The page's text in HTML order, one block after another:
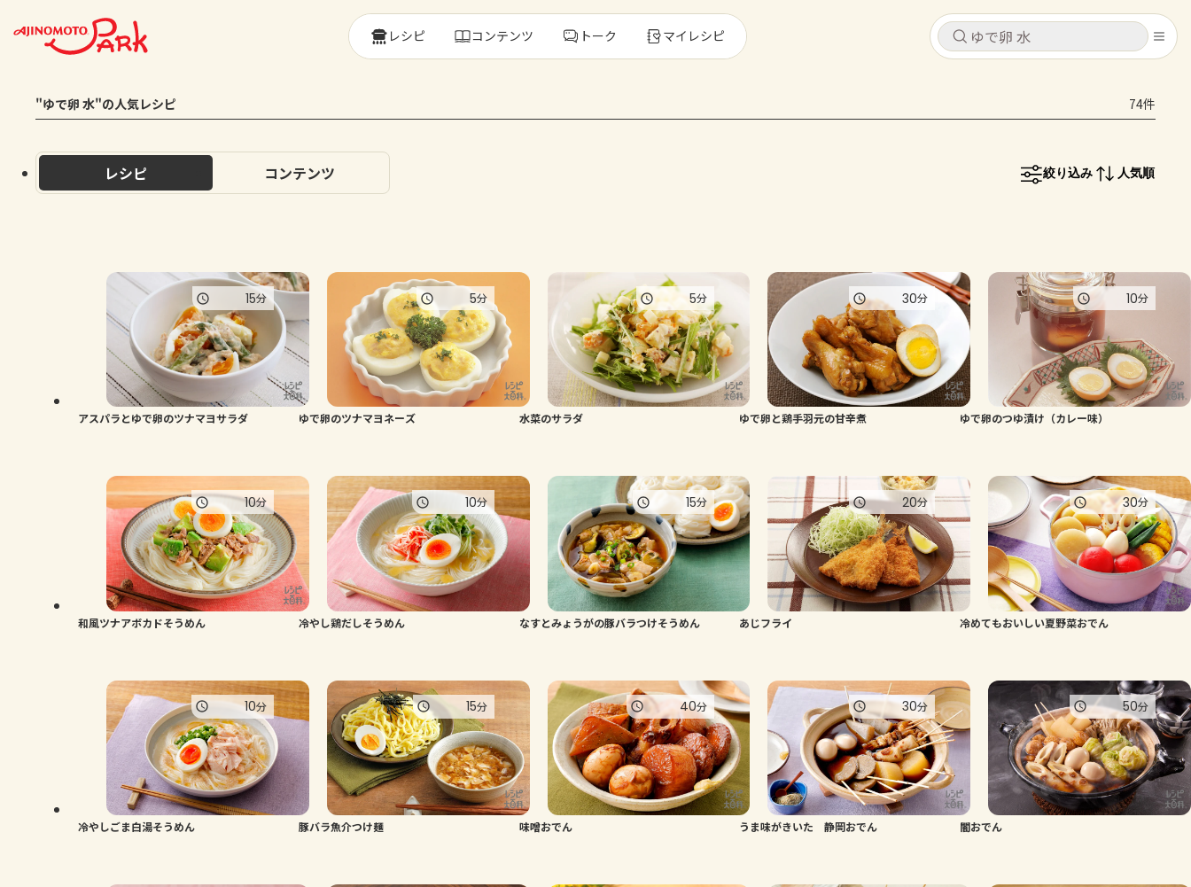
キャンセル
ログインするとレシピを保存できます
コンテンツ
レシピ
トーク
よくあるお問い合わせ
お買い物
AJINOMOTO PARK とは
キャンセル
レシピ コンテンツ
レシピ コンテンツ トーク マイレシピ
"ゆで卵 水"の人気レシピ 74件
レシピ コンテンツ 絞り込み 人気順
アスパラとゆで卵のツナマヨサラダ
15分
ゆで卵のツナマヨネーズ
5分
水菜のサラダ
5分
ゆで卵と鶏手羽元の甘辛煮
30分
ゆで卵のつゆ漬け（カレー味）
10分
和風ツナアボカドそうめん
10分
冷やし鶏だしそうめん
10分
なすとみょうがの豚バラつけそうめん
15分
あじフライ
20分
冷めてもおいしい夏野菜おでん
30分
冷やしごま白湯そうめん
10分
豚バラ魚介つけ麺
15分
味噌おでん
40分
うま味がきいた 静岡おでん
30分
闇おでん
50分